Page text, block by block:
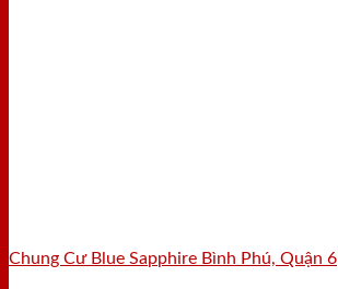
Chung Cư Blue Sapphire Bình Phú, Quận 6